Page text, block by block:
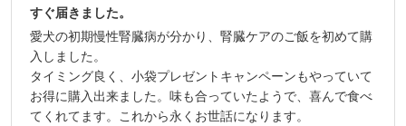
すぐ届きました。
愛犬の初期慢性腎臓病が分かり、腎臓ケアのご飯を初めて購
入しました。
タイミング良く、小袋プレゼントキャンペーンもやっていて
お得に購入出来ました。味も合っていたようで、喜んで食べ
てくれてます。これから永くお世話になります。